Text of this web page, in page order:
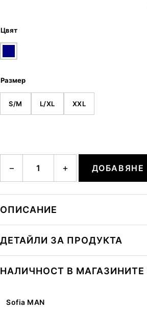
Цвят
Размер
S/M L/XL XXL
− + ДОБАВЯНЕ
ОПИСАНИЕ
ДЕТАЙЛИ ЗА ПРОДУКТА
НАЛИЧНОСТ В МАГАЗИНИТЕ
Sofia MAN